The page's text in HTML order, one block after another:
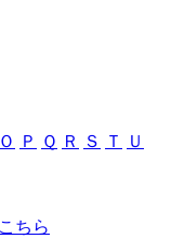
Ｏ Ｐ Ｑ Ｒ Ｓ Ｔ
Ｕ
ちら